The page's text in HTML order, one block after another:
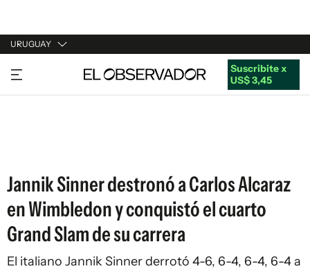
URUGUAY
URUGUAY
ARGENTINA
Suscribite x
US$ 3,45
Jannik Sinner destronó a Carlos Alcaraz
en Wimbledon y conquistó el cuarto
Grand Slam de su carrera
El italiano Jannik Sinner derrotó 4-6, 6-4, 6-4, 6-4 a